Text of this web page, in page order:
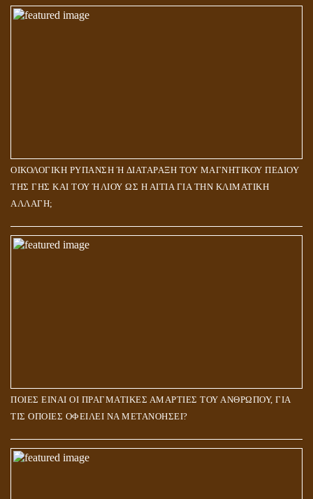
ΟΙΚΟΛΟΓΙΚΗ ΡΥΠΑΝΣΗ Ή ΔΙΑΤΑΡΑΞΗ ΤΟΥ ΜΑΓΝΗΤΙΚΟΥ ΠΕΔΙΟΥ
ΤΗΣ ΓΗΣ ΚΑΙ ΤΟΥ ΉΛΙΟΥ ΩΣ Η ΑΙΤΙΑ ΓΙΑ ΤΗΝ ΚΛΙΜΑΤΙΚΗ
ΑΛΛΑΓΗ;
ΠΟΙΕΣ ΕΙΝΑΙ ΟΙ ΠΡΑΓΜΑΤΙΚΕΣ ΑΜΑΡΤΙΕΣ ΤΟΥ ΑΝΘΡΩΠΟΥ, ΓΙΑ
ΤΙΣ ΟΠΟΙΕΣ ΟΦΕΙΛΕΙ ΝΑ ΜΕΤΑΝΟΗΣΕΙ?